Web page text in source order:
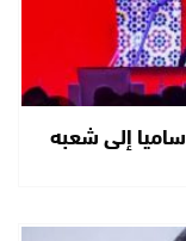
ساميا إلى شعبه